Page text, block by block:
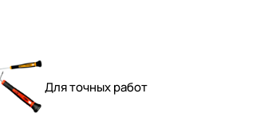
Для точных работ